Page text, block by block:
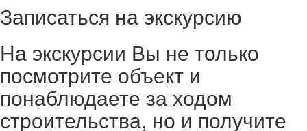
Записаться на экскурсию
На экскурсии Вы не только
посмотрите объект и
понаблюдаете за ходом
строительства, но и получите